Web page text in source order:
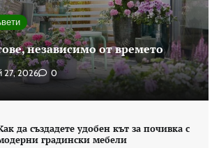
независимо от времето
27, 2026 0
да създадете удобен кът за почивка с
градински мебели